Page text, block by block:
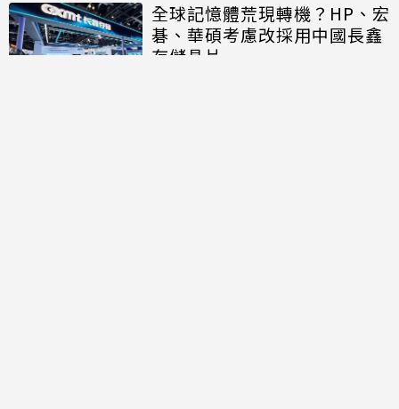
全球記憶體荒現轉機？HP、宏
碁、華碩考慮改採用中國長鑫
存儲晶片